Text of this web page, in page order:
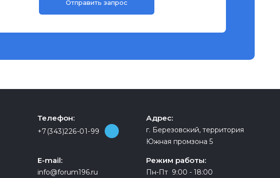
Телефон:
+7(343)226-01-99
Адрес:
г. Березовский, территория
Южная промзона 5
E-mail:
info@forum196.ru
Режим работы:
Пн-Пт 9:00 - 18:00